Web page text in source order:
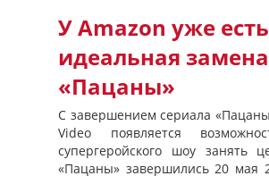
У Amazon уже есть
идеальная
«Пацаны»
С завершением сериала
Video появляется
супергеройского шоу занять
«Пацаны» завершились 20 мая